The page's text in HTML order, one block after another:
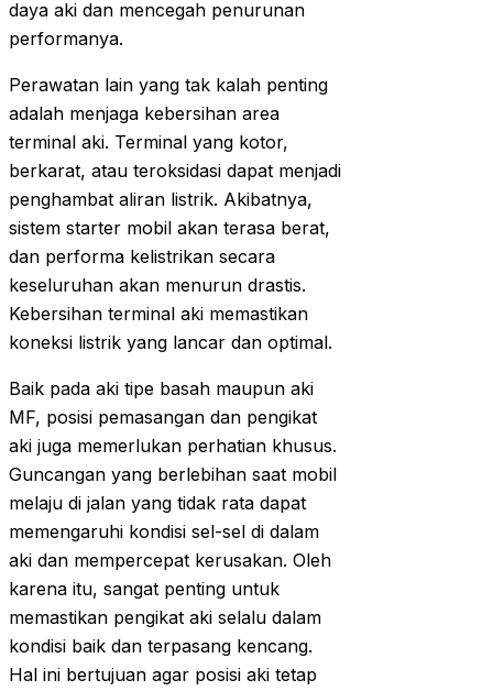
daya aki dan mencegah penurunan
performanya.
Perawatan lain yang tak kalah penting
adalah menjaga kebersihan area
terminal aki. Terminal yang kotor,
berkarat, atau teroksidasi dapat menjadi
penghambat aliran listrik. Akibatnya,
sistem starter mobil akan terasa berat,
dan performa kelistrikan secara
keseluruhan akan menurun drastis.
Kebersihan terminal aki memastikan
koneksi listrik yang lancar dan optimal.
Baik pada aki tipe basah maupun aki
MF, posisi pemasangan dan pengikat
aki juga memerlukan perhatian khusus.
Guncangan yang berlebihan saat mobil
melaju di jalan yang tidak rata dapat
memengaruhi kondisi sel-sel di dalam
aki dan mempercepat kerusakan. Oleh
karena itu, sangat penting untuk
memastikan pengikat aki selalu dalam
kondisi baik dan terpasang kencang.
Hal ini bertujuan agar posisi aki tetap